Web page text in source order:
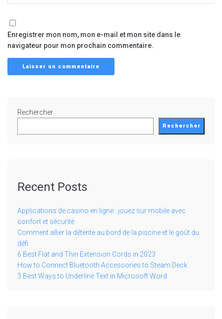
Enregistrer mon nom, mon e-mail et mon site dans le
navigateur pour mon prochain commentaire.
Rechercher
Rechercher
Recent Posts
Applications de casino en ligne : jouez sur mobile avec
confort et sécurité
Comment allier la détente au bord de la piscine et le goût du
défi
6 Best Flat and Thin Extension Cords in 2023
How to Connect Bluetooth Accessories to Steam Deck
3 Best Ways to Underline Text in Microsoft Word